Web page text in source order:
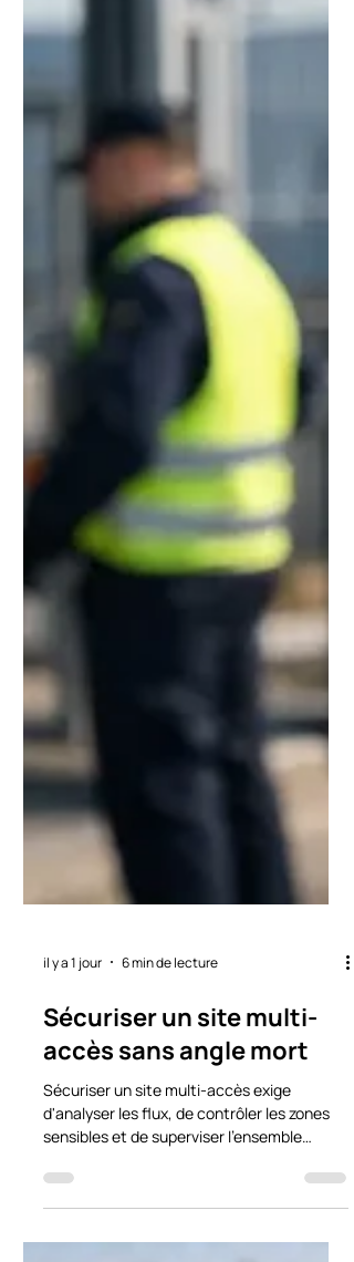
il y a 1 jour 6 min de lecture
Sécuriser un site multi-
accès sans angle mort
Sécuriser un site multi-accès exige
d'analyser les flux, de contrôler les zones